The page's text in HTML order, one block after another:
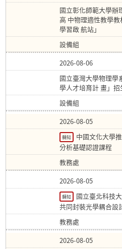
國立彰化師範大學辦
高 中物理適性教學
學習啟 航站」
設備組
2026-08-06
國立臺灣大學物理學
學人才培育計 畫」招
設備組
2026-08-05
轉知
中國文化大學
分析基礎認證課程
教務處
2026-08-05
轉知
國立臺北科技
共同封裝光學耦合設
教務處
2026-08-05